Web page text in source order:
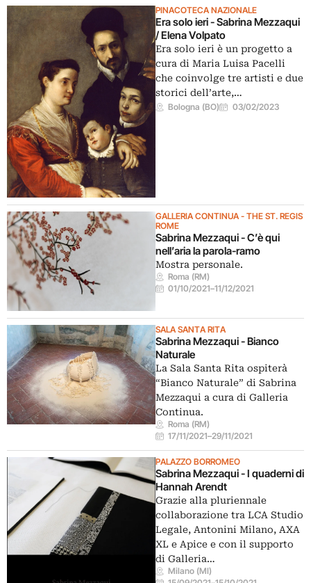
PINACOTECA NAZIONALE
Era solo ieri - Sabrina Mezzaqui
/ Elena Volpato
Era solo ieri è un progetto a
cura di Maria Luisa Pacelli
che coinvolge tre artisti e due
storici dell’arte,…
Bologna (BO) 03/02/2023
GALLERIA CONTINUA - THE ST. REGIS
ROME
Sabrina Mezzaqui - C’è qui
nell’aria la parola-ramo
Mostra personale.
Roma (RM)
01/10/2021–11/12/2021
SALA SANTA RITA
Sabrina Mezzaqui - Bianco
Naturale
La Sala Santa Rita ospiterà
“Bianco Naturale” di Sabrina
Mezzaqui a cura di Galleria
Continua.
Roma (RM)
17/11/2021–29/11/2021
PALAZZO BORROMEO
Sabrina Mezzaqui - I quaderni di
Hannah Arendt
Grazie alla pluriennale
collaborazione tra LCA Studio
Legale, Antonini Milano, AXA
XL e Apice e con il supporto
di Galleria…
Milano (MI)